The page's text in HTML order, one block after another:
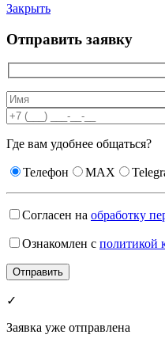
Закрыть
Отправить заявку
Где вам удобнее общаться?
Телефон MAX
Согласен на обработку
Ознакомлен с политикой
✓
Заявка уже отправлена